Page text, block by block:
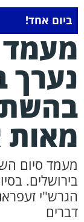
ביום אחד!